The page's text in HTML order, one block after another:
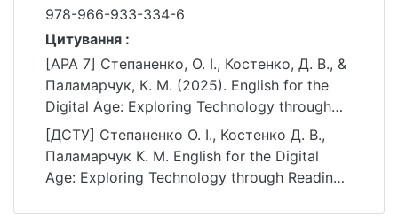
978-966-933-334-6
Цитування :
[APA 7] Степаненко, О. І., Костенко, Д. В., &
Паламарчук, К. М. (2025). English for the
Digital Age: Exploring Technology through
Reading, Listening, Speaking & Writing. Taras
Shevchenko National University of Kyiv.
https://ir.library.knu.ua/handle/15071834/894
[ДСТУ] Степаненко О. І., Костенко Д. В.,
Паламарчук К. М. English for the Digital
Age: Exploring Technology through Reading,